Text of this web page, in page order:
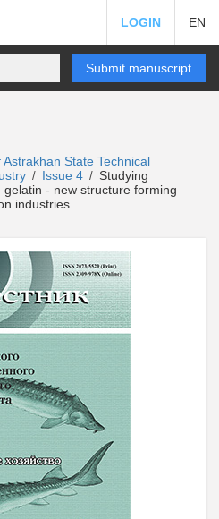
LOGIN EN
Submit manuscript
Astrakhan State Technical
/ Issue 4 / Studying
- new structure forming
industries